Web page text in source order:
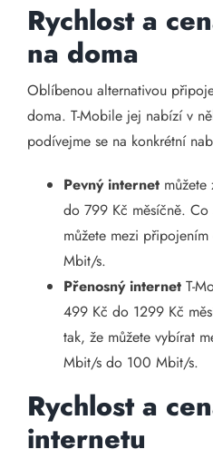
Rychlost a
na doma
Oblíbenou alternativou
doma. T-Mobile jej nabízí v
podívejme se na konkrétní
Pevný internet
do 799 Kč měsíčně.
můžete mezi
Mbit/s.
Přenosný internet T-
499 Kč do 1299 Kč
tak, že můžete vybírat
Mbit/s do 100 Mbit/s.
Rychlost a
internetu